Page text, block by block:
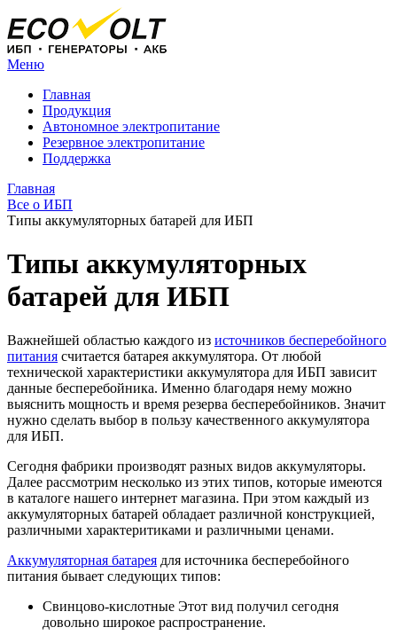
Меню
Главная
Продукция
Автономное электропитание
Резервное электропитание
Поддержка
Главная
Все о ИБП
Типы аккумуляторных батарей для ИБП
Типы аккумуляторных
батарей для ИБП
Важнейшей областью каждого из источников бесперебойного
питания считается батарея аккумулятора. От любой
технической характеристики аккумулятора для ИБП зависит
данные бесперебойника. Именно благодаря нему можно
выяснить мощность и время резерва бесперебойников. Значит
нужно сделать выбор в пользу качественного аккумулятора
для ИБП.
Сегодня фабрики производят разных видов аккумуляторы.
Далее рассмотрим несколько из этих типов, которые имеются
в каталоге нашего интернет магазина. При этом каждый из
аккумуляторных батарей обладает различной конструкцией,
различными характеритиками и различными ценами.
Аккумуляторная батарея для источника бесперебойного
питания бывает следующих типов:
Свинцово-кислотные Этот вид получил сегодня
довольно широкое распространение.